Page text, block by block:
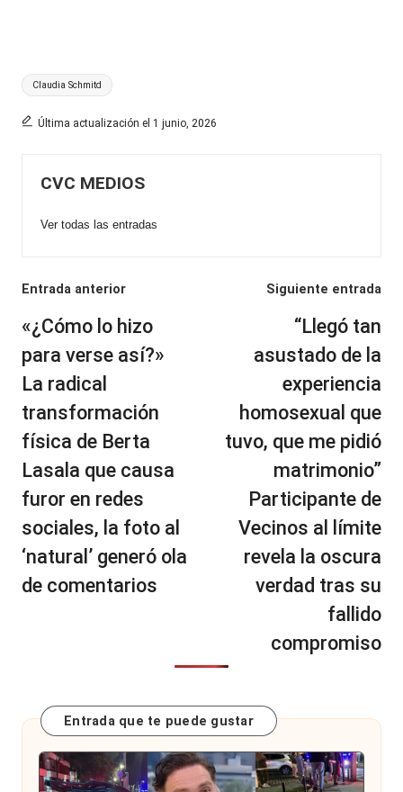
Etiquetas:
Claudia Schmitd
Última actualización el 1 junio, 2026
CVC MEDIOS
Ver todas las entradas
Navegación
de
entradas
Entrada anterior
«¿Cómo lo hizo
para verse así?»
La radical
transformación
física de Berta
Lasala que causa
furor en redes
sociales, la foto al
‘natural’ generó ola
de comentarios
Siguiente entrada
“Llegó tan
asustado de la
experiencia
homosexual que
tuvo, que me pidió
matrimonio”
Participante de
Vecinos al límite
revela la oscura
verdad tras su
fallido
compromiso
Entrada que te puede gustar